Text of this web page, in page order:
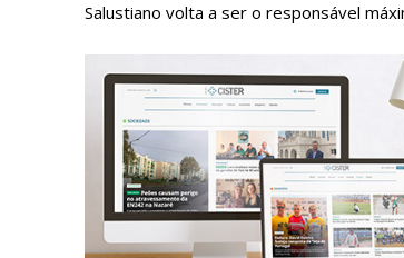
Salustiano volta a ser o responsável